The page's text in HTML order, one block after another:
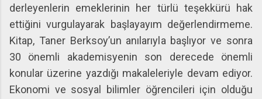
derleyenlerin emeklerinin her türlü teşekkürü hak
ettiğini vurgulayarak başlayayım değerlendirmeme.
Kitap, Taner Berksoy’un anılarıyla başlıyor ve sonra
30 önemli akademisyenin son derecede önemli
konular üzerine yazdığı makaleleriyle devam ediyor.
Ekonomi ve sosyal bilimler öğrencileri için olduğu